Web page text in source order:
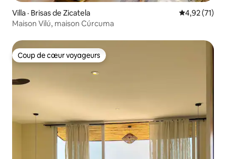
Villa · Brisas de Zicatela Note
4,92 (71)
Maison Vilú, maison Cúrcuma
Coup de cœur voyageurs
Coup de cœur voyageurs